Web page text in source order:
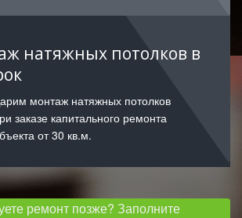
натяжных потолков в
монтаж натяжных потолков
заказе капитального ремонта
от 30 кв.м.
ремонт позже? Заполните